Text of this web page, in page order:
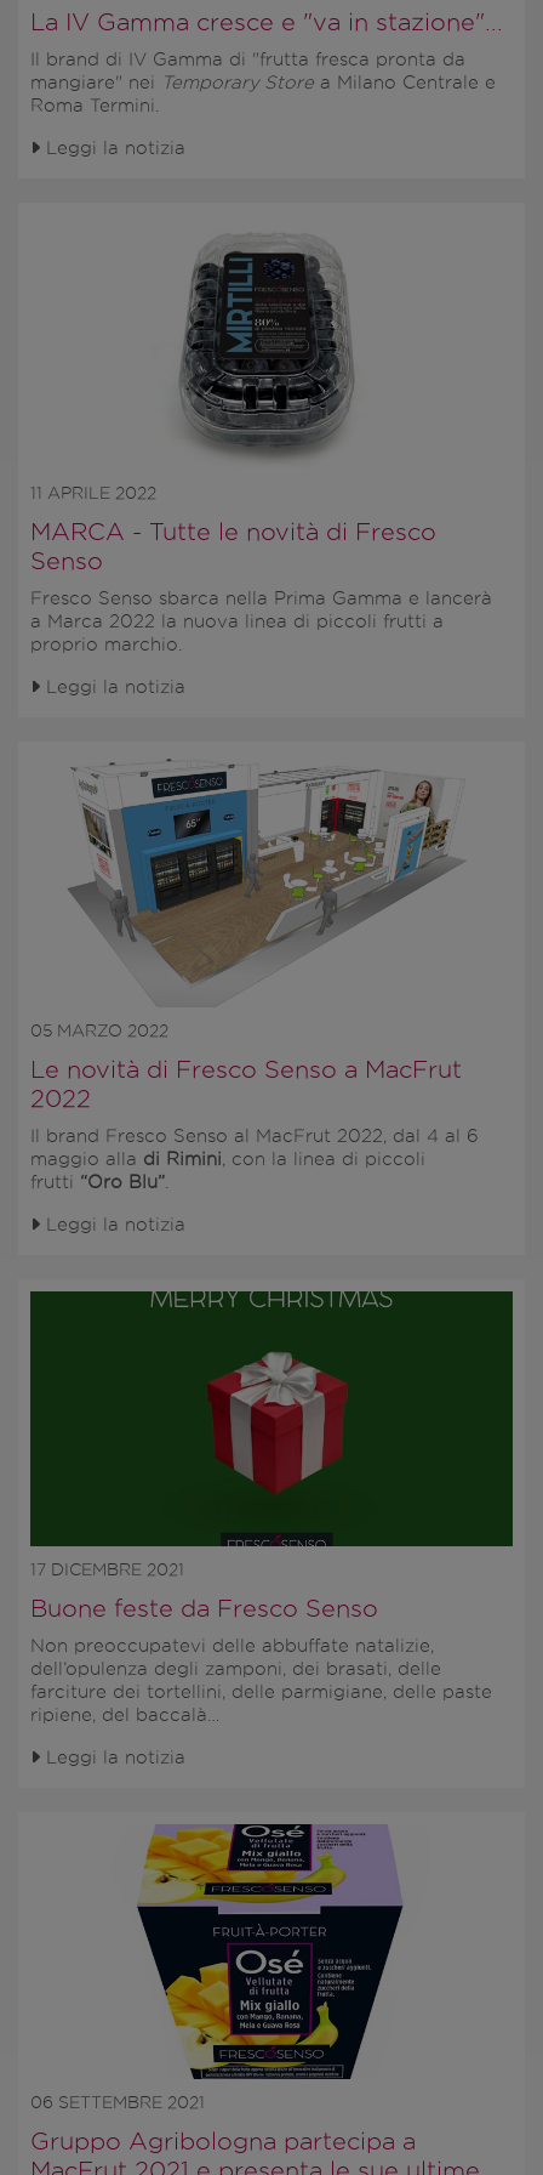
La IV Gamma cresce e "va in stazione"...
Il brand di IV Gamma di "frutta fresca pronta da
mangiare" nei Temporary Store a Milano Centrale e
Roma Termini
Leggi la notizia
11 APRILE 2022
MARCA - Tutte le novità di Fresco
Senso
Fresco Senso sbarca nella Prima Gamma e lancerà
a Marca 2022 la nuova linea di piccoli frutti a
proprio marchio.
Leggi la notizia
05 MARZO 2022
Le novità di Fresco Senso a MacFrut
2022
Il brand Fresco Senso al
MacFrut 2022, dal 4 al 6
maggio alla di Rimini, con la linea di piccoli
frutti “Oro Blu”.
Leggi la notizia
17 DICEMBRE 2021
Buone feste da Fresco Senso
Non preoccupatevi delle abbuffate natalizie,
dell’opulenza degli zamponi, dei brasati, delle
farciture dei tortellini, delle parmigiane, delle paste
ripiene, del baccalà…
Leggi la notizia
06 SETTEMBRE 2021
Gruppo Agribologna partecipa a